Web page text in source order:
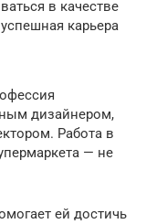
в качестве
карьера
дизайнером,
Работа в
— не
ей достичь